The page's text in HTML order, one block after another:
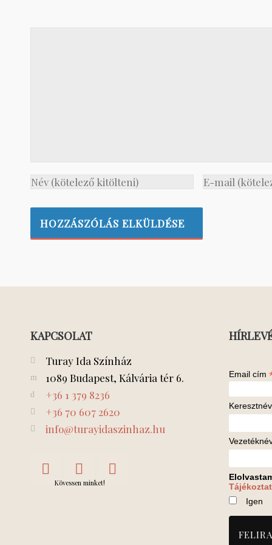
KAPCSOLAT
Turay Ida Színház
1089 Budapest, Kálvária tér 6.
+36 1 379 8236
+36 70 607 2620
info@turayidaszinhaz.hu
Kövessen minket!
Email cím
Keresztnév
Igen